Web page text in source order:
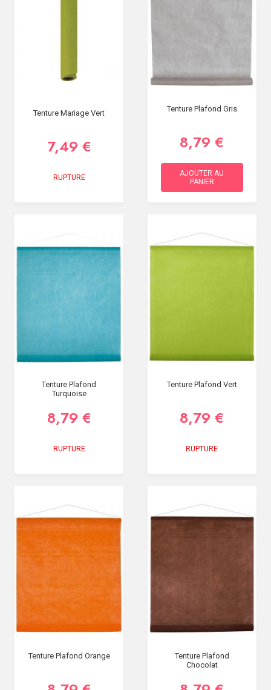
Tenture Mariage Vert
7,49 €
RUPTURE
Tenture Plafond Gris
8,79 €
AJOUTER AU
PANIER
Tenture Plafond
Turquoise
8,79 €
RUPTURE
Tenture Plafond Vert
8,79 €
RUPTURE
Tenture Plafond Orange
Tenture Plafond
Chocolat